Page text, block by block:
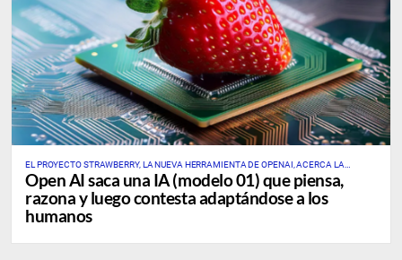
EL PROYECTO STRAWBERRY, LA NUEVA HERRAMIENTA DE OPENAI, ACERCA LA
INTELIGENCIA ARTIFICIAL AL NIVEL DE UN SER HUMANO E, INCLUSO, LO SUPERA
Open AI saca una IA (modelo 01) que piensa,
razona y luego contesta adaptándose a los
humanos